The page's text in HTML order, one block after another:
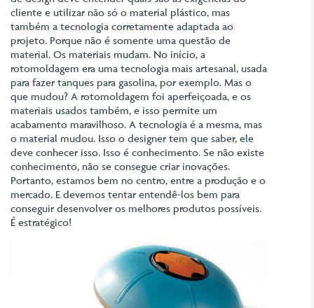
cliente e utilizar não só o material plástico, mas
também a tecnologia corretamente adaptada ao
projeto. Porque não é somente uma questão de
material. Os materiais mudam. No início, a
rotomoldagem era uma tecnologia mais artesanal, usada
para fazer tanques para gasolina, por exemplo. Mas o
que mudou? A rotomoldagem foi aperfeiçoada, e os
materiais usados também, e isso permite um
acabamento maravilhoso. A tecnologia é a mesma, mas
o material mudou. Isso o designer tem que saber, ele
deve conhecer isso. Isso é conhecimento. Se não existe
conhecimento, não se consegue criar inovações.
Portanto, estamos bem no centro, entre a produção e o
mercado. E devemos tentar entendê-los bem para
conseguir desenvolver os melhores produtos possíveis.
É estratégico!